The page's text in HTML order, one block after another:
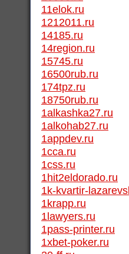
11elok.ru
1212011.ru
14185.ru
14region.ru
15745.ru
16500rub.ru
174tpz.ru
18750rub.ru
1alkashka27.ru
1alkohab27.ru
1appdev.ru
1cca.ru
1css.ru
1hit2eldorado.ru
1k-kvartir-
1krapp.ru
1lawyers.ru
1pass-printer.ru
1xbet-poker.ru